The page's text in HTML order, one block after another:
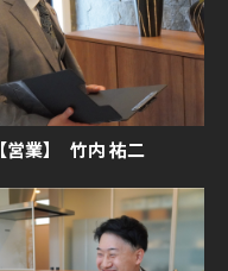
【営業】 竹内 祐二